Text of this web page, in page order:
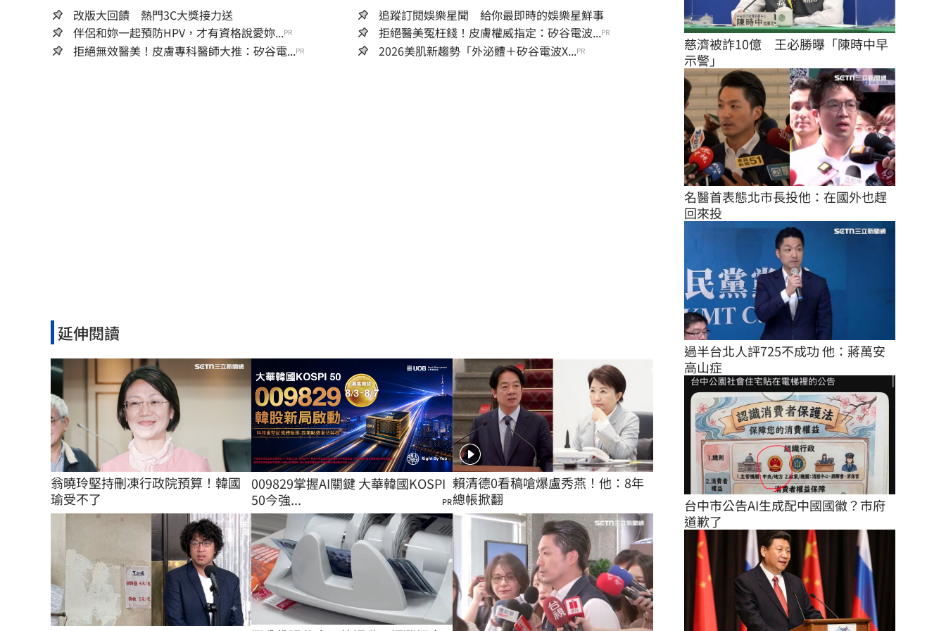
改版大回饋 熱門3C大獎接力送
追蹤訂閱娛樂星聞 給你最即時的娛樂星鮮事
伴侶和妳一起預防HPV，才有資格說愛妳...PR 拒絕醫美冤枉錢！皮膚權威指定：矽谷電波...PR
拒絕無效醫美！皮膚專科醫師大推：矽谷電...PR 2026美肌新趨勢「外泌體＋矽谷電波X...PR
延伸閱讀
翁曉玲堅持刪凍行政院預算！韓國
瑜受不了
009829掌握AI關鍵 大華韓國KOSPI
50今強...
PR
賴清德0看稿嗆爆盧秀燕！他：8年
總帳掀翻
慈濟被詐10億　王必勝曝「陳時中早
示警」
名醫首表態北市長投他：在國外也趕
回來投
過半台北人評725不成功 他：蔣萬安
高山症
台中市公告AI生成配中國國徽？市府
道歉了